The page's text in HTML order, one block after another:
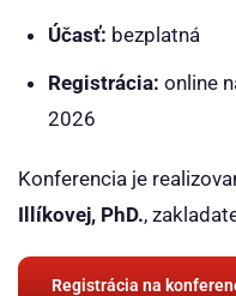
Účasť: bezplatná
Registrácia: online
2026
Konferencia je
Illíkovej, PhD.,
Registrácia na